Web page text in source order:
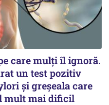
care mulți îl ignoră.
un test pozitiv
și greșeala care
mult mai dificil